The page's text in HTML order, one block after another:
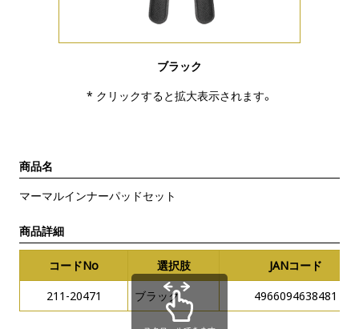
ブラック
* クリックすると拡大表示されます。
商品名
マーマルインナーパッドセット
商品詳細
コードNo 選択肢
JANコード
211-20471
ブラック 4966094638481